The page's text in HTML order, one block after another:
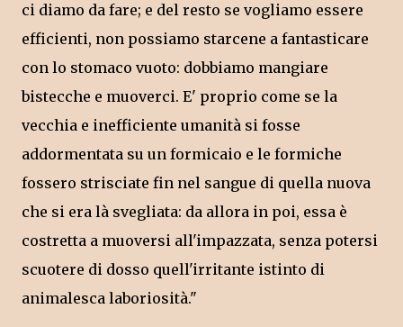
ci diamo da fare; e del resto se vogliamo essere
efficienti, non possiamo starcene a fantasticare
con lo stomaco vuoto: dobbiamo mangiare
bistecche e muoverci. E' proprio come se la
vecchia e inefficiente umanità si fosse
addormentata su un formicaio e le formiche
fossero strisciate fin nel sangue di quella nuova
che si era là svegliata: da allora in poi, essa è
costretta a muoversi all'impazzata, senza potersi
scuotere di dosso quell'irritante istinto di
animalesca laboriosità."